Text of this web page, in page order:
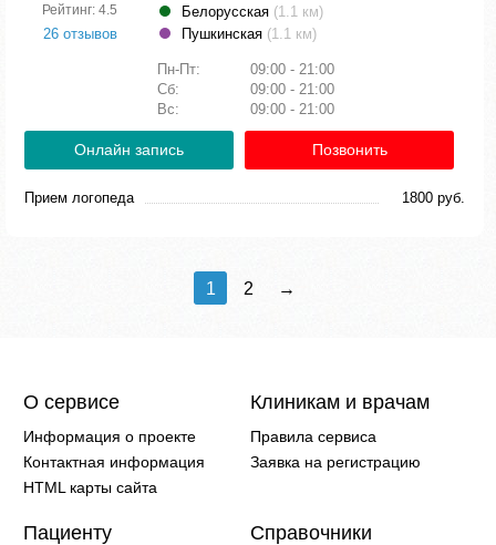
Рейтинг: 4.5
26 отзывов
Белорусская (1.1 км)
Пушкинская (1.1 км)
Пн-Пт:
09:00 - 21:00
Сб:
09:00 - 21:00
Вс:
09:00 - 21:00
Онлайн запись Позвонить
Прием логопеда 1800 руб.
1 2 →
О сервисе
Информация о проекте
Контактная информация
HTML карты сайта
Клиникам и врачам
Правила сервиса
Заявка на регистрацию
Пациенту Справочники